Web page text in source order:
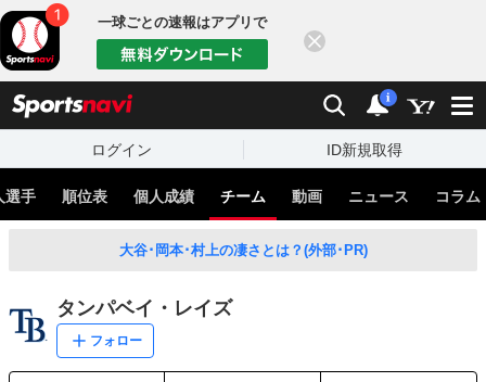
一球ごとの速報はアプリで
検索 通知
i
ログイン ID新規取得
選手 順位表 個人成績 チーム 動画 ニュース コラム
大谷･岡本･村上の凄さとは？(外部･PR)
タンパベイ・レイズ
フォロー